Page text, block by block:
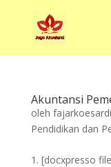
Akuntansi
oleh
Pendidikan dan
[docxpresso